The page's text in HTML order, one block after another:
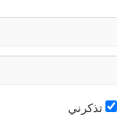
تذكرني